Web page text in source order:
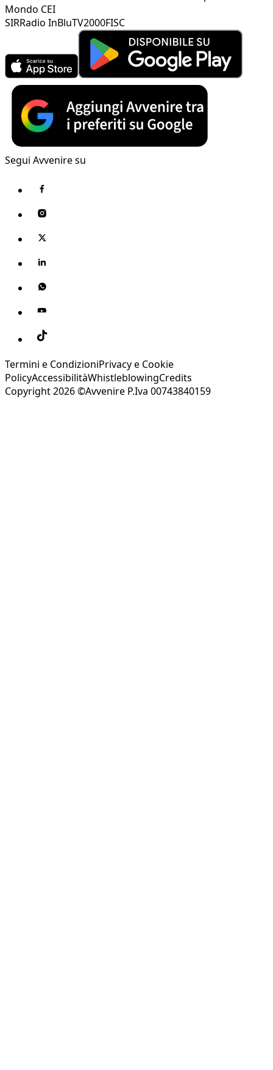
Mondo CEI
SIRRadio InBluTV2000FISC
Segui Avvenire su
Termini e CondizioniPrivacy e Cookie
PolicyAccessibilitàWhistleblowingCredits
Copyright 2026 ©Avvenire P.Iva 00743840159